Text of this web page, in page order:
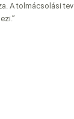
A tolmácsolási